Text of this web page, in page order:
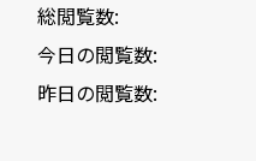
総閲覧数:
今日の閲覧数:
昨日の閲覧数: